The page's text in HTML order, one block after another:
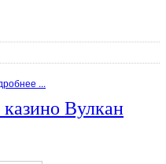
...
Вулкан